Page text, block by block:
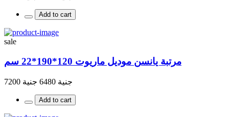
Add to cart
sale
مرتبة يانسن موديل ماريوت 120*190*22 سم
جنية 6480 جنية 7200
Add to cart